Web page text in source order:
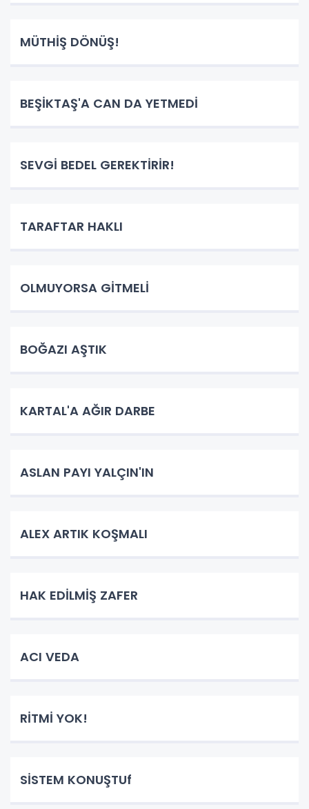
MÜTHİŞ DÖNÜŞ!
BEŞİKTAŞ'A CAN DA YETMEDİ
SEVGİ BEDEL GEREKTİRİR!
TARAFTAR HAKLI
OLMUYORSA GİTMELİ
BOĞAZI AŞTIK
KARTAL'A AĞIR DARBE
ASLAN PAYI YALÇIN'IN
ALEX ARTIK KOŞMALI
HAK EDİLMİŞ ZAFER
ACI VEDA
RİTMİ YOK!
SİSTEM KONUŞTUf